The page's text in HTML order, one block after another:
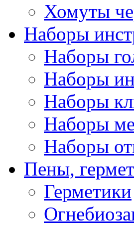
Хомуты
Наборы
Наборы
Наборы
Наборы
Наборы
Наборы
Пены,
Герметики